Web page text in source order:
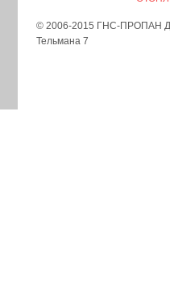
© 2006-2015 ГНС-ПРОПАН
Тельмана 7